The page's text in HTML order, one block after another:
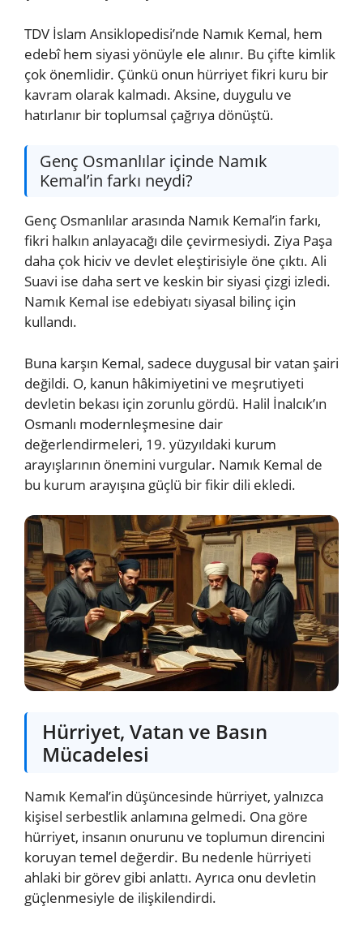
TDV İslam Ansiklopedisi’nde Namık Kemal, hem
edebî hem siyasi yönüyle ele alınır. Bu çifte kimlik
çok önemlidir. Çünkü onun hürriyet fikri kuru bir
kavram olarak kalmadı. Aksine, duygulu ve
hatırlanır bir toplumsal çağrıya dönüştü.
Genç Osmanlılar içinde Namık
Kemal’in farkı neydi?
Genç Osmanlılar arasında Namık Kemal’in farkı,
fikri halkın anlayacağı dile çevirmesiydi. Ziya Paşa
daha çok hiciv ve devlet eleştirisiyle öne çıktı. Ali
Suavi ise daha sert ve keskin bir siyasi çizgi izledi.
Namık Kemal ise edebiyatı siyasal bilinç için
kullandı.
Buna karşın Kemal, sadece duygusal bir vatan şairi
değildi. O, kanun hâkimiyetini ve meşrutiyeti
devletin bekası için zorunlu gördü. Halil İnalcık’ın
Osmanlı modernleşmesine dair
değerlendirmeleri, 19. yüzyıldaki kurum
arayışlarının önemini vurgular. Namık Kemal de
bu kurum arayışına güçlü bir fikir dili ekledi.
Hürriyet, Vatan ve Basın
Mücadelesi
Namık Kemal’in düşüncesinde hürriyet, yalnızca
kişisel serbestlik anlamına gelmedi. Ona göre
hürriyet, insanın onurunu ve toplumun direncini
koruyan temel değerdir. Bu nedenle hürriyeti
ahlaki bir görev gibi anlattı. Ayrıca onu devletin
güçlenmesiyle de ilişkilendirdi.